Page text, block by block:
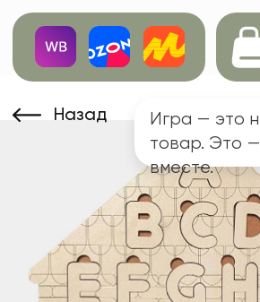
Назад
Игра — это не просто
вместе.